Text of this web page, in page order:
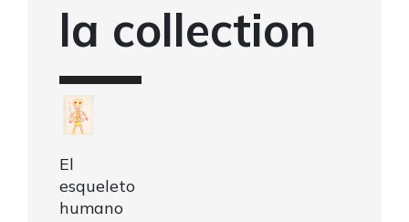
la collection
El
esqueleto
humano